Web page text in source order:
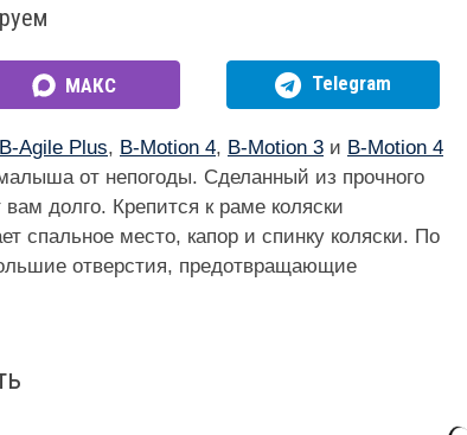
МАКС Telegram
B-Agile Plus, B-Motion 4, B-Motion 3 и B-Motion 4
от непогоды. Сделанный из прочного
долго. Крепится к раме коляски
спальное место, капор и спинку коляски. По
отверстия, предотвращающие